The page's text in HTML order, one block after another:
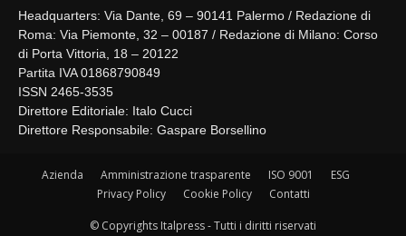
Headquarters: Via Dante, 69 – 90141 Palermo / Redazione di
Roma: Via Piemonte, 32 – 00187 / Redazione di Milano: Corso
di Porta Vittoria, 18 – 20122
Partita IVA 01868790849
ISSN 2465-3535
Direttore Editoriale: Italo Cucci
Direttore Responsabile: Gaspare Borsellino
Azienda Amministrazione trasparente ISO 9001
ESG
Privacy Policy
Cookie Policy Contatti
© Copyrights Italpress - Tutti i diritti riservati